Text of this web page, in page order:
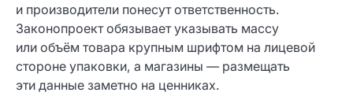
и производители понесут ответственность.
Законопроект обязывает указывать массу
или объём товара крупным шрифтом на лицевой
стороне упаковки, а магазины — размещать
эти данные заметно на ценниках.